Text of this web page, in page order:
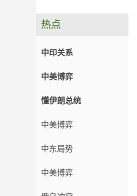
热点
中印关系
中美博弈
懂伊朗总统
中美博弈
中东局势
中美博弈